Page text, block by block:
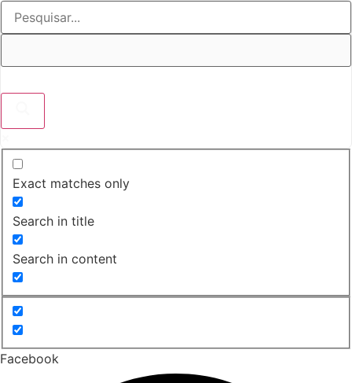
Exact matches only
Search in title
Search in content
Facebook